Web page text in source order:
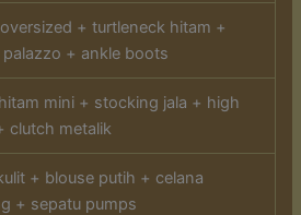
+ turtleneck hitam +
palazzo + ankle boots
mini + stocking jala + high
clutch metalik
+ blouse putih + celana
+ sepatu pumps